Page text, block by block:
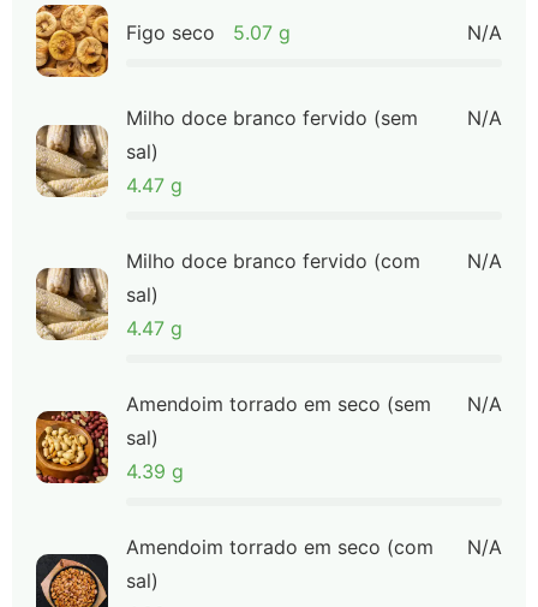
Figo seco 5.07 g N/A
Milho doce branco fervido (sem
sal)
4.47 g
N/A
Milho doce branco fervido (com
sal)
4.47 g
N/A
Amendoim torrado em seco (sem
sal)
4.39 g
N/A
Amendoim torrado em seco (com
sal)
N/A